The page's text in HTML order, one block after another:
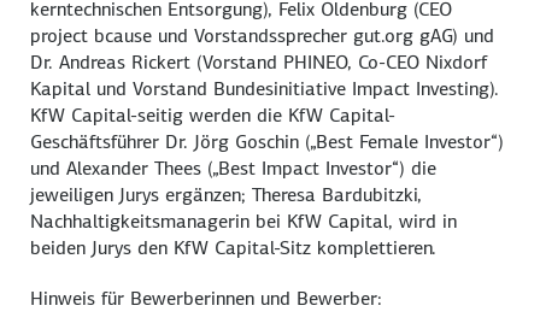
kerntechnischen Entsorgung), Felix Oldenburg (CEO
project bcause und Vorstandssprecher gut.org gAG) und
Dr. Andreas Rickert (Vorstand PHINEO, Co-CEO Nixdorf
Kapital und Vorstand Bundesinitiative Impact Investing).
KfW Capital-seitig werden die KfW Capital-
Geschäftsführer Dr. Jörg Goschin („Best Female Investor“)
und Alexander Thees („Best Impact Investor“) die
jeweiligen Jurys ergänzen; Theresa Bardubitzki,
Nachhaltigkeitsmanagerin bei KfW Capital, wird in
beiden Jurys den KfW Capital-Sitz komplettieren.
Hinweis für Bewerberinnen und Bewerber: